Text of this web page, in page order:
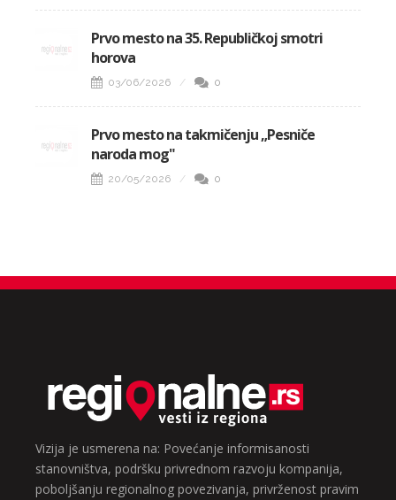
Prvo mesto na 35. Republičkoj smotri
horova
03/06/2026 0
Prvo mesto na takmičenju „Pesniče
naroda mog"
20/05/2026 0
Vizija je usmerena na: Povećanje informisanosti
stanovništva, podršku privrednom razvoju kompanija,
poboljšanju regionalnog povezivanja, privrženost pravim